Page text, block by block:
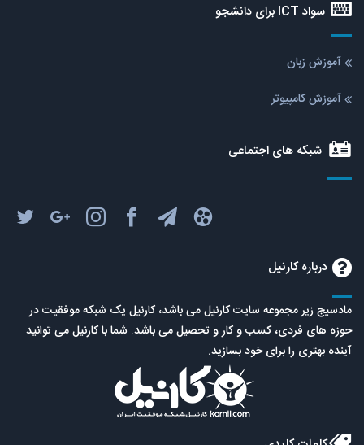
سواد ICT برای دانشجو
آموزش زبان
آموزش کامپیوتر
شبکه های اجتماعی
درباره کارنیل
مادسیج زیر مجموعه سایت کارنیل می باشد، کارنیل یک شبکه موفقیت در
حوزه های فردی، کسب و کار و تحصیل می باشد. شما با کارنیل می توانید
آینده بهتری را برای خود بسازید.